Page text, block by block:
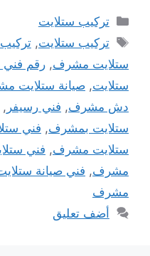
التصنيفات
تركيب ستلايت
الوسوم
تركيب ستلايت,
ستلايت مشرف, رقم
ستلايت, صيانة ستلايت
دش مشرف, فني رسيفر ,
ستلايت بمشرف, فني
ستلايت مشرف, فني
مشرف, فني صيانة
مشرف
أضف تعليق